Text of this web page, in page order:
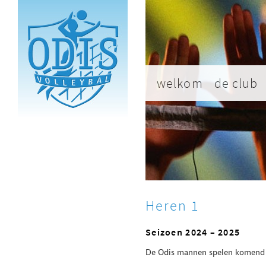
welkom de club
Heren 1
Seizoen 2024 – 2025
De Odis mannen spelen